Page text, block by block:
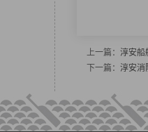
上一篇： 淳安船
下一篇： 淳安消